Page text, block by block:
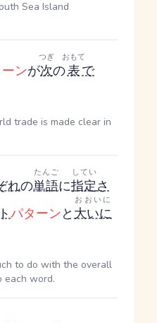
Sea Island
ンが次
つぎ
の表
おもて
で
trade is made clear in
れの単語
たんご
に指定
してい
さ
パターンと大いに
おおいに
to do with the overall
each word.